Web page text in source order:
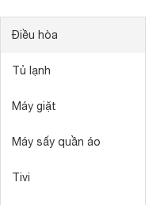
Điều hòa
Tủ lạnh
Máy giặt
Máy sấy quần áo
Tivi